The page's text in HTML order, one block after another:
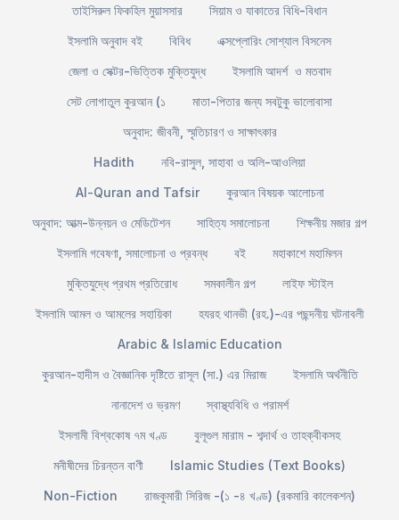
তাইসিরুল ফিকহিল মুয়াসসার
সিয়াম ও যাকাতের বিধি-বিধান
ইসলামি অনুবাদ বই
বিবিধ
এক্সপ্লোরিং সোশ্যাল বিসনেস
জেলা ও সেক্টর-ভিত্তিক মুক্তিযুদ্ধ
ইসলামি আদর্শ ও মতবাদ
সেট লোগাতুল কুরআন (১
মাতা-পিতার জন্য সবটুকু ভালোবাসা
অনুবাদ: জীবনী, স্মৃতিচারণ ও সাক্ষাৎকার
Hadith
নবি-রাসুল, সাহাবা ও অলি-আওলিয়া
Al-Quran and Tafsir
কুরআন বিষয়ক আলোচনা
অনুবাদ: আত্ম-উন্নয়ন ও মেডিটেশন
সাহিত্য সমালোচনা
শিক্ষনীয় মজার গল্প
ইসলামি গবেষণা, সমালোচনা ও প্রবন্ধ
বই
মহাকাশে মহামিলন
মুক্তিযুদ্ধে প্রথম প্রতিরোধ
সমকালীন গল্প
লাইফ স্টাইল
ইসলামি আমল ও আমলের সহায়িকা
হযরহ থানভী (রহ.)-এর পছন্দনীয় ঘটনাবলী
Arabic & Islamic Education
কুরআন-হাদীস ও বৈজ্ঞানিক দৃষ্টিতে রাসূল (সা.) এর মিরাজ
ইসলামি অর্থনীতি
নানাদেশ ও ভ্রমণ
স্বাস্থ্যবিধি ও পরামর্শ
ইসলামী বিশ্বকোষ ৭ম খণ্ড
বুলূগুল মারাম - শব্দার্থ ও তাহক্বীকসহ
মনীষীদের চিরন্তন বাণী
Islamic Studies (Text Books)
Non-Fiction
রাজকুমারী সিরিজ -(১ -৪ খণ্ড) (রকমারি কালেকশন)